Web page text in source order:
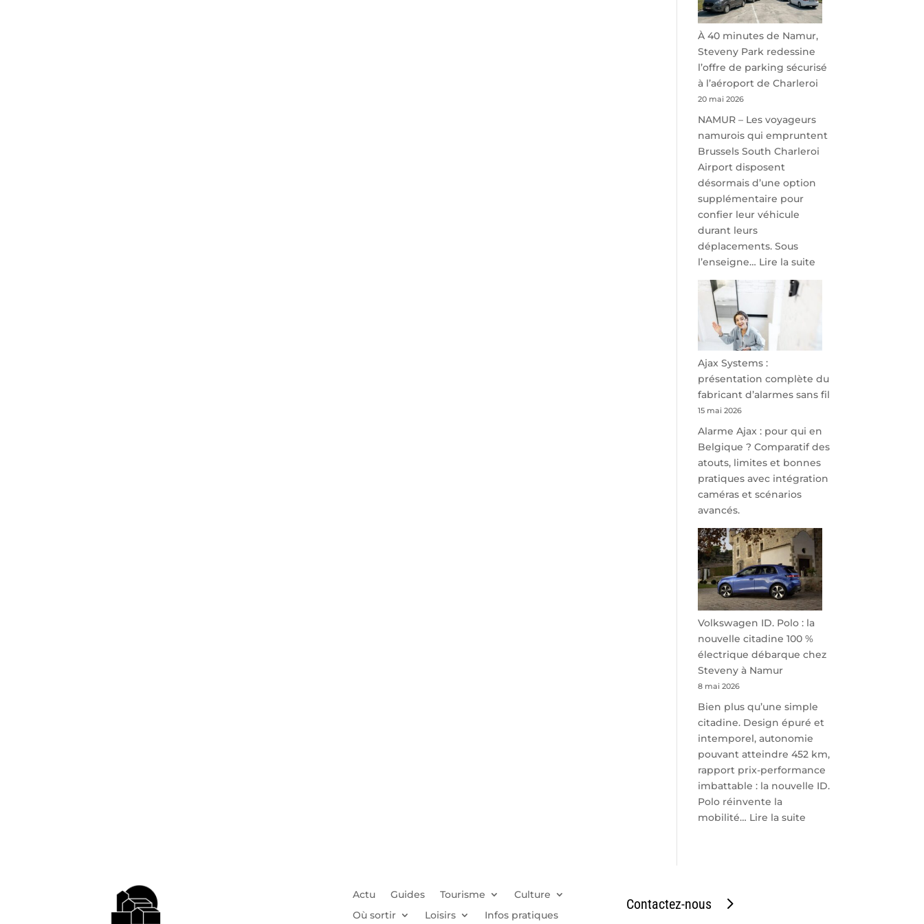
À 40 minutes de Namur,
Steveny Park redessine
l’offre de parking sécurisé
à l’aéroport de Charleroi
20 mai 2026
NAMUR – Les voyageurs
namurois qui empruntent
Brussels South Charleroi
Airport disposent
désormais d’une option
supplémentaire pour
confier leur véhicule
durant leurs
déplacements. Sous
l’enseigne… Lire la suite
Park
redessine
parking
sécurisé
à
l’aéroport
Ajax Systems :
présentation complète du
fabricant d’alarmes sans fil
15 mai 2026
Alarme Ajax : pour qui en
Belgique ? Comparatif des
atouts, limites et bonnes
pratiques avec intégration
caméras et scénarios
avancés.
Volkswagen ID. Polo : la
nouvelle citadine 100 %
électrique débarque chez
Steveny à Namur
8 mai 2026
Bien plus qu’une simple
citadine. Design épuré et
intemporel, autonomie
pouvant atteindre 452 km,
rapport prix-performance
imbattable : la nouvelle ID.
Polo réinvente la
mobilité… Lire la suite
Actu Guides Tourisme
Culture
Où sortir
Loisirs Infos pratiques
Contactez-nous